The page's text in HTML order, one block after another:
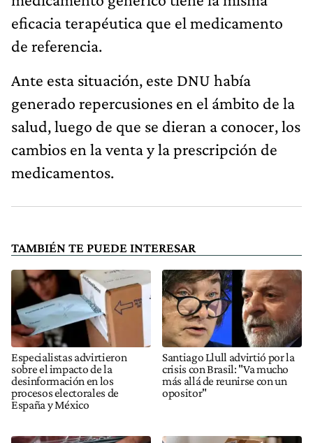
eficacia terapéutica que el medicamento
de referencia.
Ante esta situación, este DNU había
generado repercusiones en el ámbito de la
salud, luego de que se dieran a conocer, los
cambios en la venta y la prescripción de
medicamentos.
TAMBIÉN TE PUEDE INTERESAR
Especialistas advirtieron
sobre el impacto de la
desinformación en los
procesos electorales de
España y México
Santiago Llull advirtió por la
crisis con Brasil: "Va mucho
más allá de reunirse con un
opositor"